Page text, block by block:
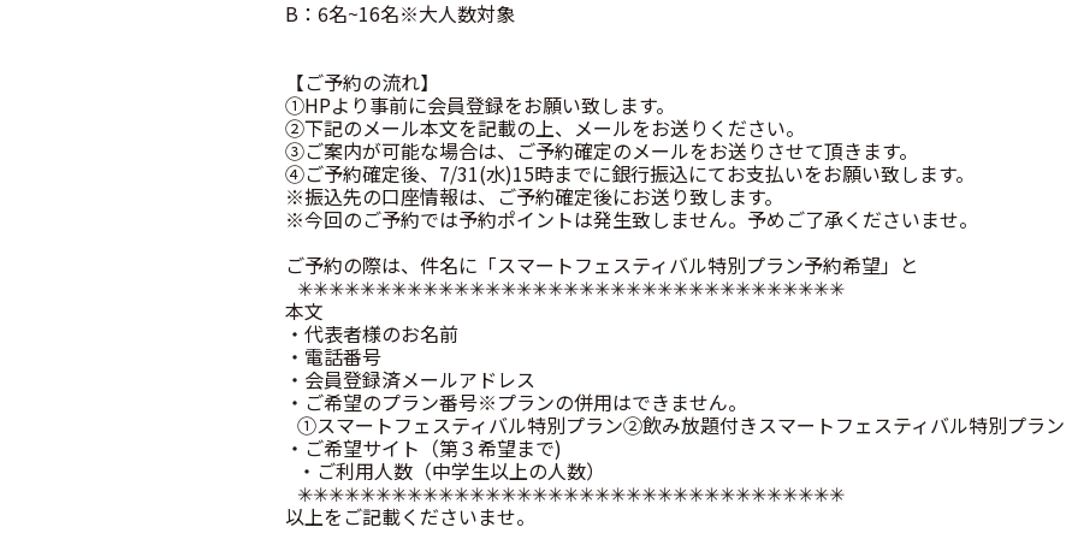
B：6名~16名※大人数対象
【ご予約の流れ】
①HPより事前に会員登録をお願い致します。
②下記のメール本文を記載の上、メールをお送りください。
③ご案内が可能な場合は、ご予約確定のメールをお送りさせて頂きます。
④ご予約確定後、7/31(水)15時までに銀行振込にてお支払いをお願い致します。
※振込先の口座情報は、ご予約確定後にお送り致します。
※今回のご予約では予約ポイントは発生致しません。予めご了承くださいませ。
ご予約の際は、件名に「スマートフェスティバル特別プラン予約希望」と
✳︎✳︎✳︎✳︎✳︎✳︎✳︎✳︎✳︎✳︎✳︎✳︎✳︎✳︎✳︎✳︎✳︎✳︎✳︎✳︎✳︎✳︎✳︎✳︎✳︎✳︎✳︎✳︎✳︎✳︎✳︎✳︎✳︎✳︎✳︎
本文
・代表者様のお名前
・電話番号
・会員登録済メールアドレス
・ご希望のプラン番号※プランの併用はできません。
①スマートフェスティバル特別プラン②飲み放題付きスマートフェスティバル特別プラン
・ご希望サイト（第３希望まで)
・ご利用人数（中学生以上の人数）
✳︎✳︎✳︎✳︎✳︎✳︎✳︎✳︎✳︎✳︎✳︎✳︎✳︎✳︎✳︎✳︎✳︎✳︎✳︎✳︎✳︎✳︎✳︎✳︎✳︎✳︎✳︎✳︎✳︎✳︎✳︎✳︎✳︎✳︎✳︎
以上をご記載くださいませ。